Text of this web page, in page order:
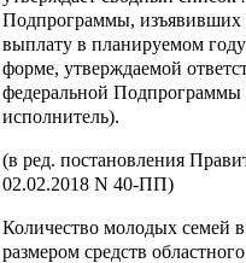
Подпрограммы, изъявивших
выплату в планируемом
форме, утверждаемой
федеральной Подпрограммы
исполнитель).
(в ред. постановления
02.02.2018 N 40-ПП)
Количество молодых семей
размером средств